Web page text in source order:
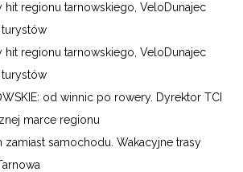
hit regionu tarnowskiego, VeloDunajec
hit regionu tarnowskiego, VeloDunajec
od winnic po rowery. Dyrektor TCI
marce regionu
zamiast samochodu. Wakacyjne trasy